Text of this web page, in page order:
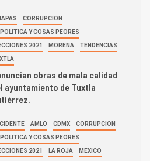
CORRUPCION
POLITICA Y COSAS PEORES
2021 MORENA TENDENCIAS
obras de mala calidad
ayuntamiento de Tuxtla
AMLO CDMX CORRUPCION
POLITICA Y COSAS PEORES
2021 LA ROJA MEXICO